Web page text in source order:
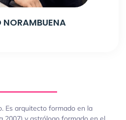
NORAMBUENA
Es arquitecto formado en la